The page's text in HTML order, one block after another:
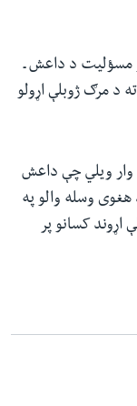
مسؤلیت د داعش ـ
د مرګ ژوبلې اړولو
وار ويلي چې داعش
وسله والو په
اړوند کسانو پر